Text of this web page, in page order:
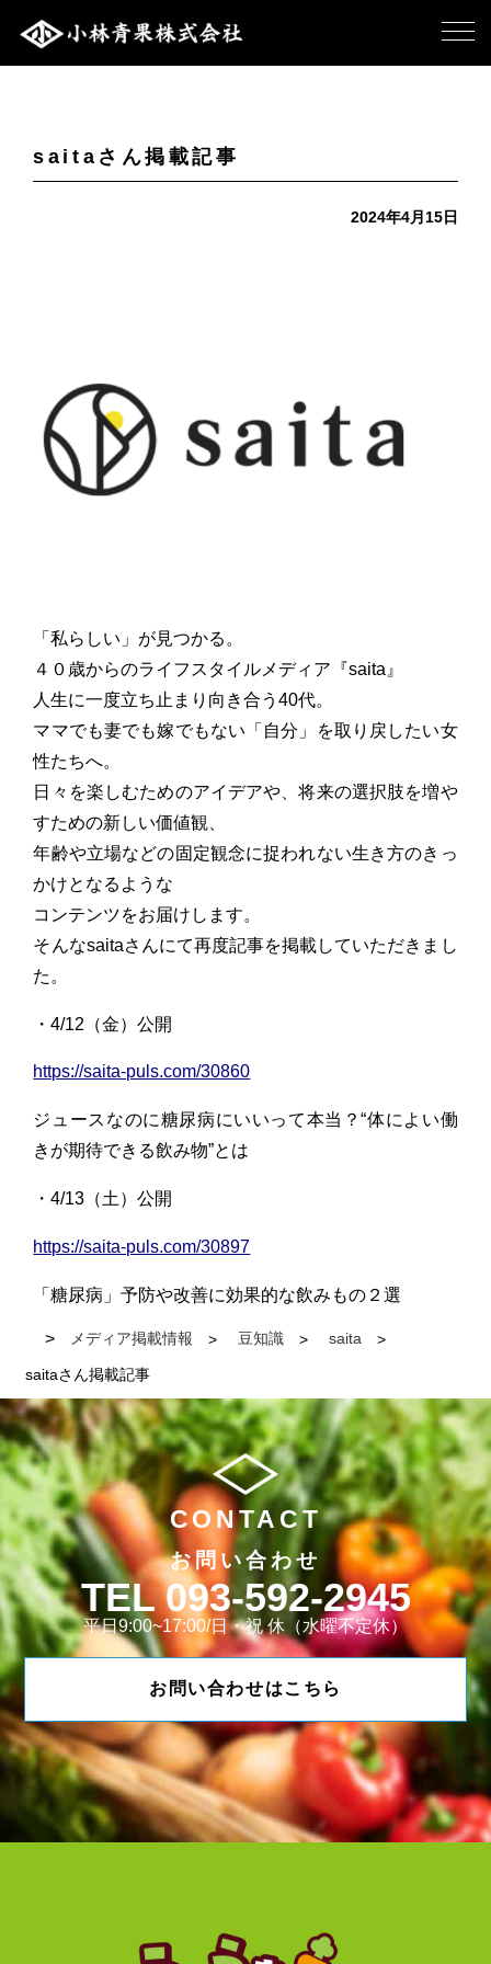
saitaさん掲載記事
2024年4月15日
「私らしい」が見つかる。
４０歳からのライフスタイルメディア『saita』
人生に一度立ち止まり向き合う40代。
ママでも妻でも嫁でもない「自分」を取り戻したい女
性たちへ。
日々を楽しむためのアイデアや、将来の選択肢を増や
すための新しい価値観、
年齢や立場などの固定観念に捉われない生き方のきっ
かけとなるような
コンテンツをお届けします。
そんなsaitaさんにて再度記事を掲載していただきまし
た。
・4/12（金）公開
https://saita-puls.com/30860
ジュースなのに糖尿病にいいって本当？“体によい働
きが期待できる飲み物”とは
・4/13（土）公開
https://saita-puls.com/30897
「糖尿病」予防や改善に効果的な飲みもの２選
メディア掲載情報 豆知識
saita
saitaさん掲載記事
CONTACT
お問い合わせ
093-592-2945
平日9:00~17:00/日・祝 休（水曜不定休）
お問い合わせはこちら